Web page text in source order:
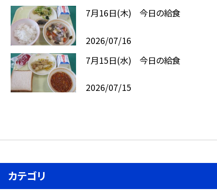
7月16日(木) 今日の給食
2026/07/16
7月15日(水) 今日の給食
2026/07/15
カテゴリ